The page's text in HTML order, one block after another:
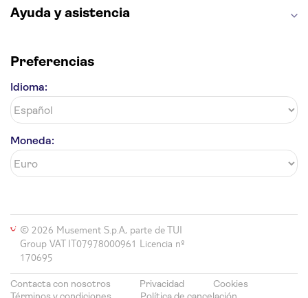
Ayuda y asistencia
Preferencias
Idioma:
Moneda:
© 2026 Musement S.p.A, parte de TUI
Group VAT IT07978000961 Licencia nº
170695
Contacta con nosotros Privacidad
Cookies